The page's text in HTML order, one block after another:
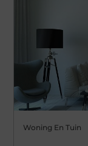
Woning En Tuin